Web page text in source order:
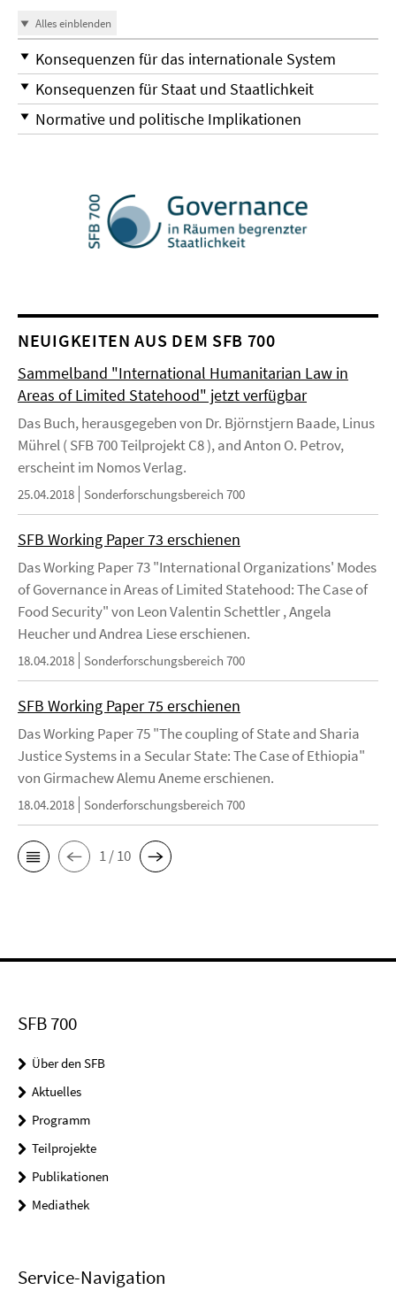
Alles einblenden
Konsequenzen für das internationale System
Konsequenzen für Staat und Staatlichkeit
Normative und politische Implikationen
NEUIGKEITEN AUS DEM SFB 700
Sammelband "International Humanitarian Law in
Areas of Limited Statehood" jetzt verfügbar
Das Buch, herausgegeben von Dr. Björnstjern Baade, Linus
Mührel ( SFB 700 Teilprojekt C8 ), and Anton O. Petrov,
erscheint im Nomos Verlag.
25.04.2018 Sonderforschungsbereich 700
SFB Working Paper 73 erschienen
Das Working Paper 73 "International Organizations' Modes
of Governance in Areas of Limited Statehood: The Case of
Food Security" von Leon Valentin Schettler , Angela
Heucher und Andrea Liese erschienen.
18.04.2018 Sonderforschungsbereich 700
SFB Working Paper 75 erschienen
Das Working Paper 75 "The coupling of State and Sharia
Justice Systems in a Secular State: The Case of Ethiopia"
von Girmachew Alemu Aneme erschienen.
18.04.2018 Sonderforschungsbereich 700
1 / 10
SFB 700
Über den SFB
Aktuelles
Programm
Teilprojekte
Publikationen
Mediathek
Service-Navigation